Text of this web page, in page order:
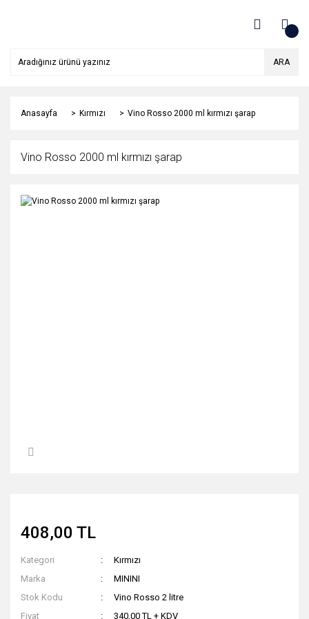
ARA
Anasayfa Kırmızı Vino Rosso 2000 ml kırmızı şarap
Vino Rosso 2000 ml kırmızı şarap
408,00 TL
Kategori
Kırmızı
Marka
MININI
Stok Kodu
Vino Rosso 2 litre
Fiyat
340,00 TL + KDV